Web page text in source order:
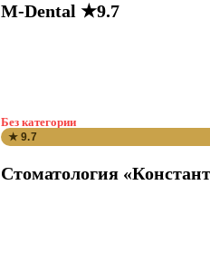
M-Dental ★9.7
Без категории
★ 9.7
Стоматология